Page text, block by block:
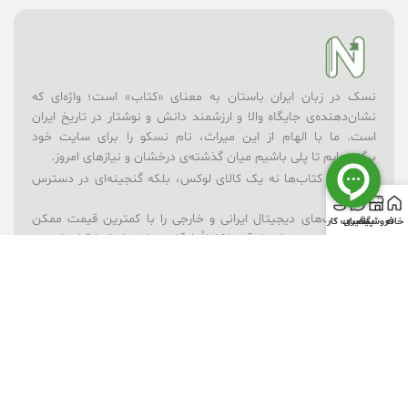
نسک در زبان ایران باستان به معنای «کتاب» است؛ واژه‌ای که
نشان‌دهنده‌ی جایگاه والا و ارزشمند دانش و نوشتار در تاریخ ایران
است. ما با الهام از این میراث، نام نسکو را برای سایت خود
برگزیده‌ایم تا پلی باشیم میان گذشته‌ی درخشان و نیازهای امروز.
در نسکو، کتاب‌ها نه یک کالای لوکس، بلکه گنجینه‌ای در دسترس
همه‌اند.
– ما کتاب‌های دیجیتال ایرانی و خارجی را با کمترین قیمت ممکن
ارائه می‌کنیم؛ بسیاری از آن‌ها کاملاً رایگان در اختیار شما قرار دارند.
خانهفروشگاهپیگیری
حساب کاربری